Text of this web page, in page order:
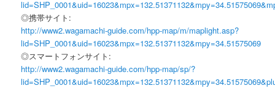
◎携帯サイト:
http://www2.wagamachi-guide.com/hpp-map/m/maplight.asp?
lid=SHP_0001&uid=16023&mpx=132.51371132&mpy=34.51575069
◎スマートフォンサイト:
http://www2.wagamachi-guide.com/hpp-map/sp/?